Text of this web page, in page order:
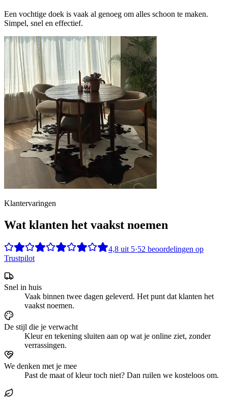
Een vochtige doek is vaak al genoeg om alles schoon te maken.
Simpel, snel en effectief.
Klantervaringen
Wat klanten het vaakst noemen
4,8 uit5·52 beoordelingen op
Trustpilot
Snel in huis
Vaak binnen twee dagen geleverd. Het punt dat klanten het
vaakst noemen.
De stijl die je verwacht
Kleur en tekening sluiten aan op wat je online ziet, zonder
verrassingen.
We denken met je mee
Past de maat of kleur toch niet? Dan ruilen we kosteloos om.